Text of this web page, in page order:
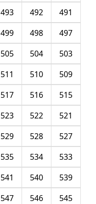
491
492
493
497
498
499
503
504
505
509
510
511
515
516
517
521
522
523
527
528
529
533
534
535
539
540
541
545
546
547